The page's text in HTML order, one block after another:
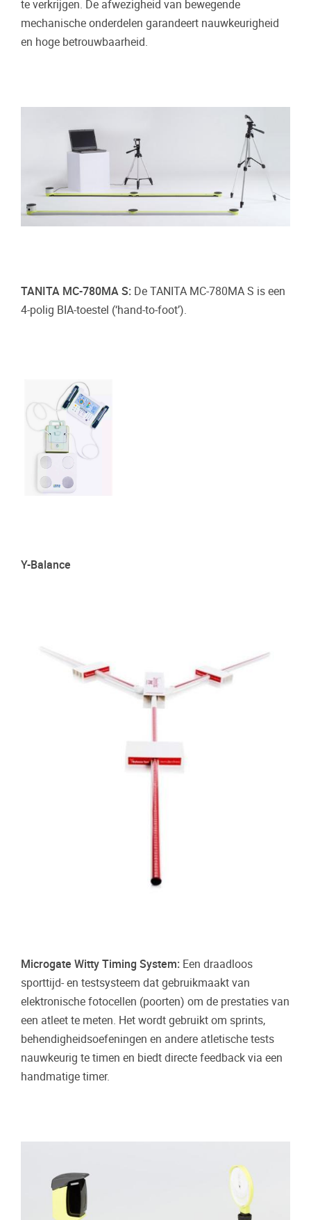
te verkrijgen. De afwezigheid van bewegende
mechanische onderdelen garandeert nauwkeurigheid
en hoge betrouwbaarheid.
TANITA MC-780MA S: De TANITA MC-780MA S is een
4-polig BIA-toestel (‘hand-to-foot’).
Y-Balance
Microgate Witty Timing System: Een draadloos
sporttijd- en testsysteem dat gebruikmaakt van
elektronische fotocellen (poorten) om de prestaties van
een atleet te meten. Het wordt gebruikt om sprints,
behendigheidsoefeningen en andere atletische tests
nauwkeurig te timen en biedt directe feedback via een
handmatige timer.